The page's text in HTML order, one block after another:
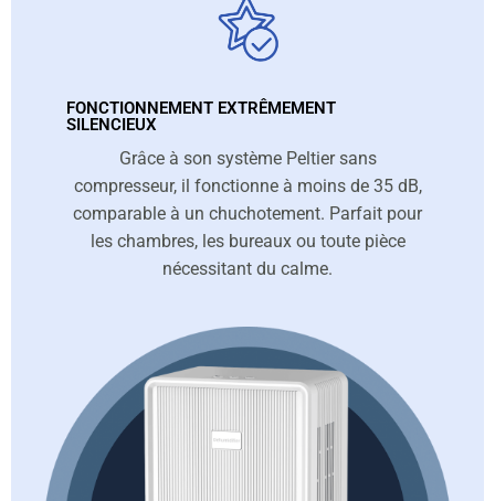
FONCTIONNEMENT EXTRÊMEMENT
SILENCIEUX
Grâce à son système Peltier sans
compresseur, il fonctionne à moins de 35 dB,
comparable à un chuchotement. Parfait pour
les chambres, les bureaux ou toute pièce
nécessitant du calme.